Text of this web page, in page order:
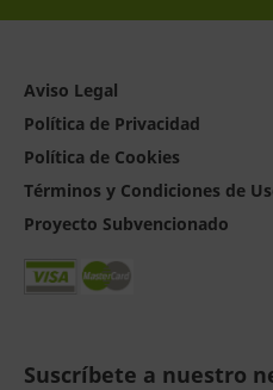
Aviso Legal
Política de Privacidad
Política de Cookies
Términos y Condiciones de
Proyecto Subvencionado
Suscríbete a nuestro